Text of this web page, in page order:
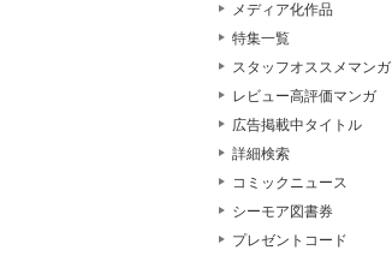
メディア化作品
特集一覧
スタッフオススメマンガ
レビュー高評価マンガ
広告掲載中タイトル
詳細検索
コミックニュース
シーモア図書券
プレゼントコード